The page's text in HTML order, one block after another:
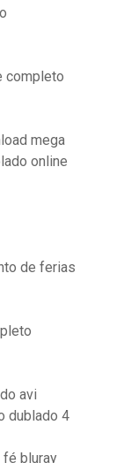
completo
mega
online
de ferias
avi
dublado 4
fé bluray